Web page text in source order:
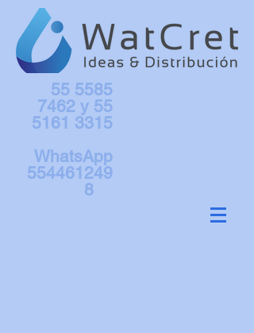
55 5585
7462 y 55
5161 3315
WhatsApp
554461249
8